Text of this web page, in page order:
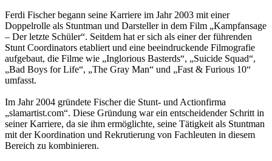
Ferdi Fischer begann seine Karriere im Jahr 2003 mit einer
Doppelrolle als Stuntman und Darsteller in dem Film „Kampfansage
– Der letzte Schüler“. Seitdem hat er sich als einer der führenden
Stunt Coordinators etabliert und eine beeindruckende Filmografie
aufgebaut, die Filme wie „Inglorious Basterds“, „Suicide Squad“,
„Bad Boys for Life“, „The Gray Man“ und „Fast & Furious 10“
umfasst.
Im Jahr 2004 gründete Fischer die Stunt- und Actionfirma
„slamartist.com“. Diese Gründung war ein entscheidender Schritt in
seiner Karriere, da sie ihm ermöglichte, seine Tätigkeit als Stuntman
mit der Koordination und Rekrutierung von Fachleuten in diesem
Bereich zu kombinieren.